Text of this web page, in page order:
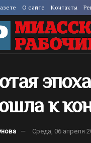
О сайте Контакты
к
Среда, 06 апреля